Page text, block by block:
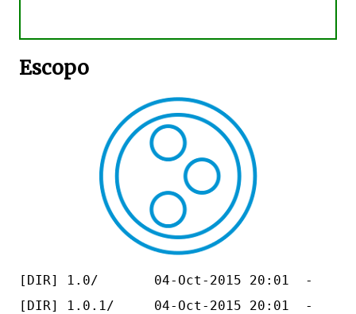
Escopo
[DIR] 1.0/       04-Oct-2015 20:01  -
[DIR] 1.0.1/     04-Oct-2015 20:01  -